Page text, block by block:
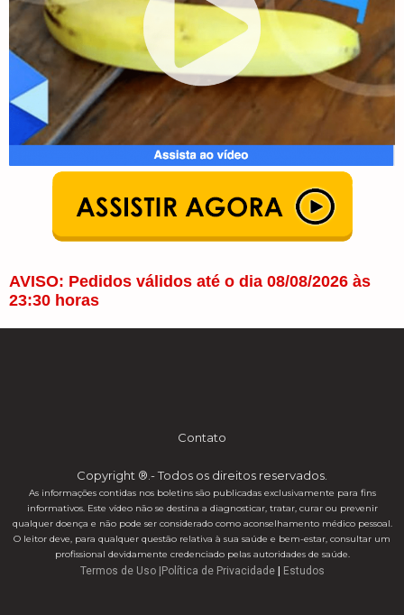
AVISO: Pedidos válidos até o dia 08/08/2026 às
23:30 horas
Contato
Copyright ®.- Todos os direitos reservados.
As informações contidas nos boletins são publicadas exclusivamente para fins
informativos. Este vídeo não se destina a diagnosticar, tratar, curar ou prevenir
qualquer doença e não pode ser considerado como aconselhamento médico pessoal.
O leitor deve, para qualquer questão relativa à sua saúde e bem-estar, consultar um
profissional devidamente credenciado pelas autoridades de saúde.
Termos de Uso |Política de Privacidade| Estudos